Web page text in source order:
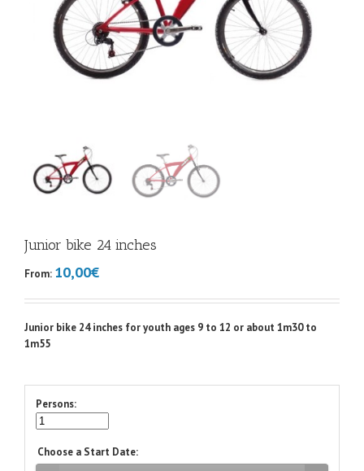
Junior bike 24 inches
From: 10,00€
Junior bike 24 inches for youth ages 9 to 12 or about 1m30 to
1m55
Persons:
Choose a Start Date: